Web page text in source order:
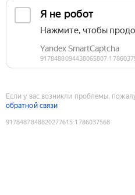
Если у вас возникли проблемы,
обратной связи
9178487848820277615:1786037568